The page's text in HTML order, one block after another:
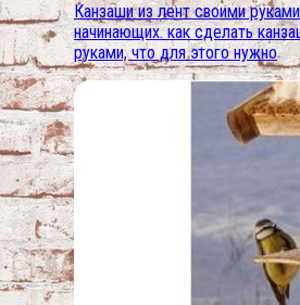
Канзаши из лент своими
начинающих. как сделать
руками, что для этого нужно